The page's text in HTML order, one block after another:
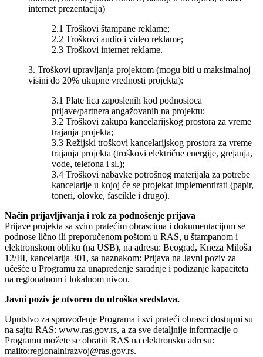
internet prezentacija)
2.1 Troškovi štampane reklame;
2.2 Troškovi audio i video reklame;
2.3 Troškovi internet reklame.
3. Troškovi upravljanja projektom (mogu biti u maksimalnoj
visini do 20% ukupne vrednosti projekta):
3.1 Plate lica zaposlenih kod podnosioca
prijave/partnera angažovanih na projektu;
3.2 Troškovi zakupa kancelarijskog prostora za vreme
trajanja projekta;
3.3 Režijski troškovi kancelarijskog prostora za vreme
trajanja projekta (troškovi električne energije, grejanja,
vode, telefona i sl.);
3.4 Troškovi nabavke potrošnog materijala za potrebe
kancelarije u kojoj će se projekat implementirati (papir,
toneri, olovke, fascikle i drugo).
Način prijavljivanja i rok za podnošenje prijava
Prijave projekta sa svim pratećim obrascima i dokumentacijom se
podnose lično ili preporučenom poštom u RAS, u štampanom i
elektronskom obliku (na USB), na adresu: Beograd, Kneza Miloša
12/III, kancelarija 301, sa naznakom: Prijava na Javni poziv za
učešće u Programu za unapređenje saradnje i podizanje kapaciteta
na regionalnom i lokalnom nivou.
Javni poziv je otvoren do utroška sredstava.
Uputstvo za sprovođenje Programa i svi prateći obrasci dostupni su
na sajtu RAS: www.ras.gov.rs, a za sve detaljnije informacije o
Programu možete se obratiti RAS na elektronsku adresu:
mailto:regionalnirazvoj@ras.gov.rs.